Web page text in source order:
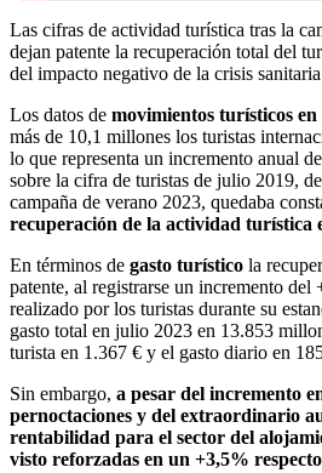
Las cifras de actividad turística tras la
dejan patente la recuperación total del
del impacto negativo de la crisis
Los datos de movimientos turísticos
más de 10,1 millones los turistas
lo que representa un incremento anual
sobre la cifra de turistas de julio 2019,
campaña de verano 2023, quedaba
recuperación de la actividad turística
En términos de gasto turístico la
patente, al registrarse un incremento del
realizado por los turistas durante su
gasto total en julio 2023 en 13.853
turista en 1.367 € y el gasto diario en
Sin embargo, a pesar del incremento
pernoctaciones y del extraordinario
rentabilidad para el sector del
visto reforzadas en un +3,5%